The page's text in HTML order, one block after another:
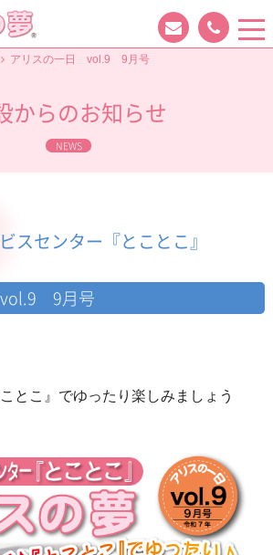
アリスの一日 vol.9 9月号
からのお知らせ
NEWS
スセンター『とことこ』
9月号
とこ』でゆったり楽しみましょう